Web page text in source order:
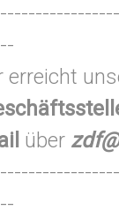
erreicht
über